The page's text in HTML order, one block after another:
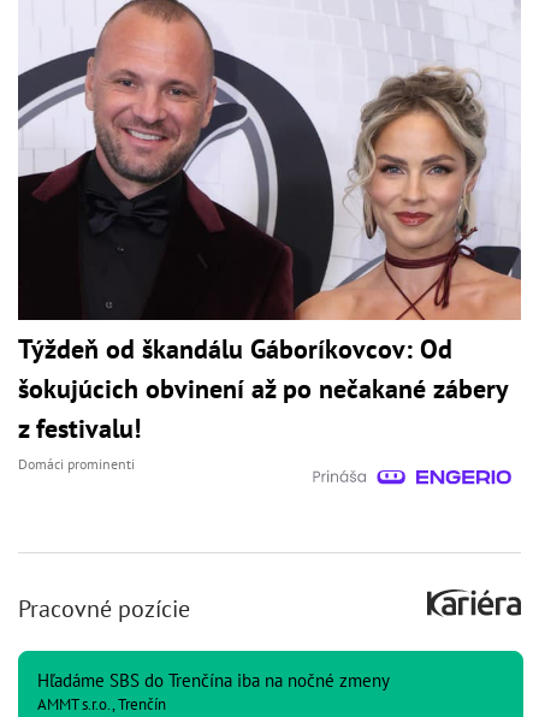
Týždeň od škandálu Gáboríkovcov: Od
šokujúcich obvinení až po nečakané zábery
z festivalu!
Domáci prominenti
Pracovné pozície
Hľadáme SBS do Trenčína iba na nočné zmeny
AMMT s.r.o., Trenčín